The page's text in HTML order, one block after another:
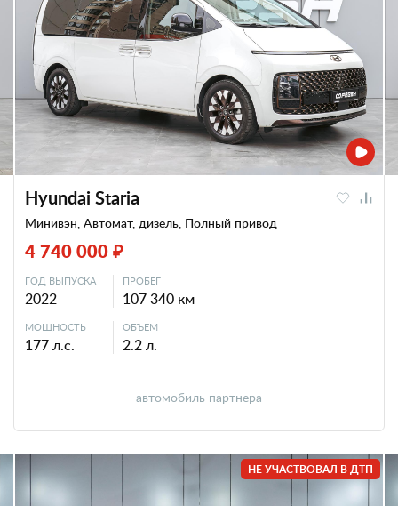
Hyundai Staria
Минивэн, Автомат, дизель, Полный привод
4 740 000 ₽
ГОД ВЫПУСКА
2022
ПРОБЕГ
107 340 км
МОЩНОСТЬ
177 л.с.
ОБЪЕМ
2.2 л.
автомобиль партнера
НЕ УЧАСТВОВАЛ В ДТП